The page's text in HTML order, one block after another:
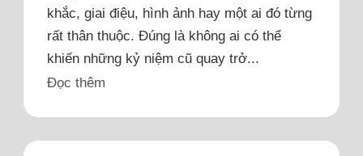
khắc, giai điệu, hình ảnh hay một ai đó từng
rất thân thuộc. Đúng là không ai có thể
khiến những kỷ niệm cũ quay trở...
Đọc thêm